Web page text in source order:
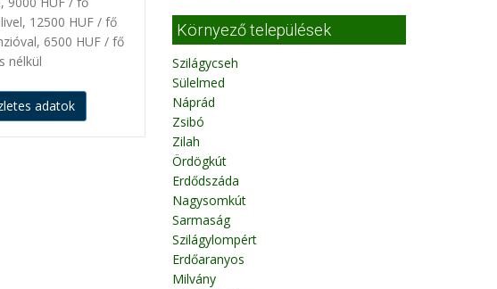
12500 HUF / fő
6500 HUF / fő
nélkül
adatok
Környező települések
Szilágycseh
Sülelmed
Náprád
Zsibó
Zilah
Ördögkút
Erdődszáda
Nagysomkút
Sarmaság
Szilágylompért
Erdőaranyos
Milvány